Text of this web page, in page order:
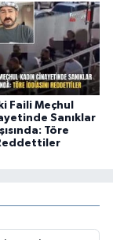
Faili Meçhul
Sanıklar
Töre
Reddettiler